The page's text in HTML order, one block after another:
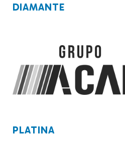
DIAMANTE
PLATINA